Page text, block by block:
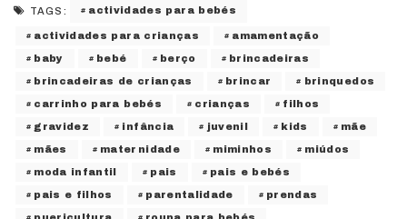
TAGS: actividades para bebés
actividades para crianças amamentação
baby bebé berço brincadeiras
brincadeiras de crianças brincar brinquedos
carrinho para bebés crianças filhos
gravidez infância juvenil kids mãe
mães maternidade miminhos miúdos
moda infantil pais pais e bebés
pais e filhos parentalidade prendas